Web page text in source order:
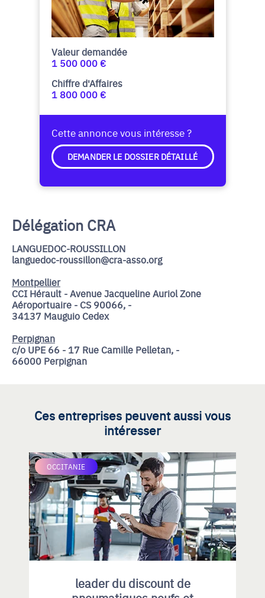
Valeur demandée
1 500 000 €
Chiffre d'Affaires
1 800 000 €
Cette annonce vous intéresse ?
DEMANDER LE DOSSIER DÉTAILLÉ
Délégation CRA
LANGUEDOC-ROUSSILLON
languedoc-roussillon@cra-asso.org
Montpellier
CCI Hérault - Avenue Jacqueline Auriol Zone
Aéroportuaire - CS 90066, -
34137 Mauguio Cedex
Perpignan
c/o UPE 66 - 17 Rue Camille Pelletan, -
66000 Perpignan
Ces entreprises peuvent aussi vous
intéresser
OCCITANIE
leader du discount de